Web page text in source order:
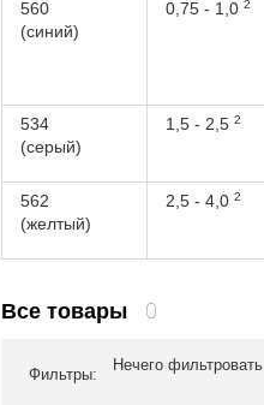
560
(синий)
0,75 - 1,0 2
534
(серый)
1,5 - 2,5 2
562
(желтый)
2,5 - 4,0 2
Все товары 0
Фильтры:
Нечего фильтровать